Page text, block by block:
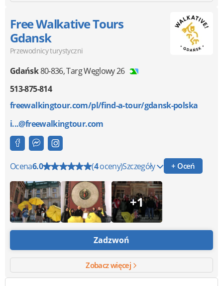
Free Walkative Tours
Gdansk
Przewodnicy turystyczni
Gdańsk80-836,Targ Węglowy 26
513-875-814
freewalkingtour.com/pl/find-a-tour/gdansk-polska
i...@freewalkingtour.com
Ocena6.0 (4oceny)Szczegóły + Oceń
+1
Zadzwoń
Zobacz więcej